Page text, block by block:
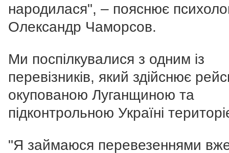
народилася", – пояснює
Олександр Чаморсов.
Ми поспілкувалися з одним із
перевізників, який здійснює
окупованою Луганщиною та
підконтрольною Україні
"Я займаюся перевезеннями